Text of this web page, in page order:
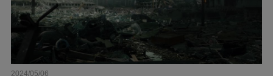
2024/05/06